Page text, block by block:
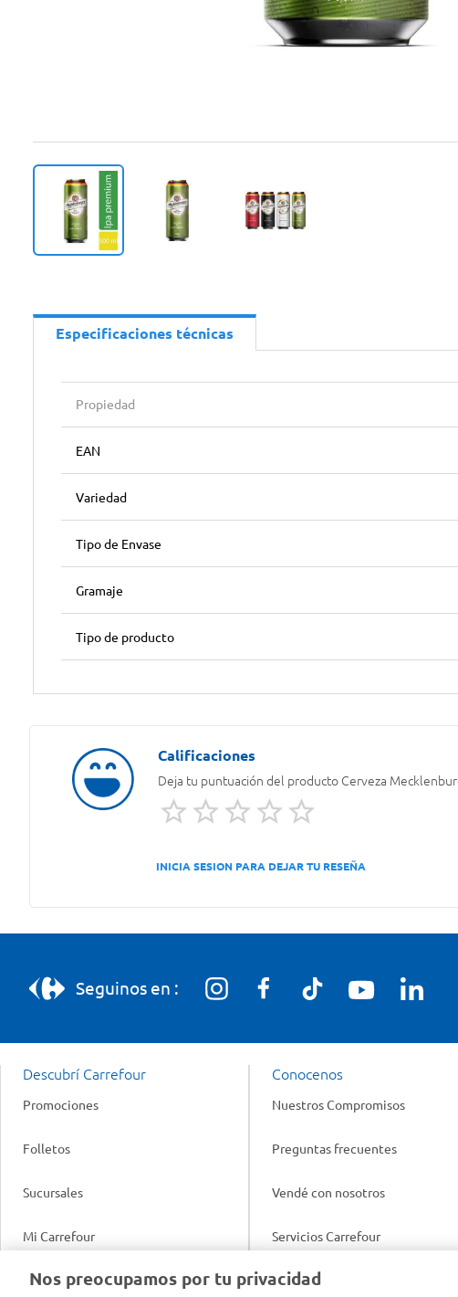
Especificaciones técnicas
Propiedad
EAN
Variedad
Tipo de Envase
Gramaje
Tipo de producto
Deja tu puntuación del producto Cerveza
INICIA SESION PARA DEJAR TU RESEÑA
Seguinos en :
Descubrí Carrefour
Promociones
Folletos
Sucursales
Mi Carrefour
Productos Carrefour
Conocenos
Nuestros Compromisos
Preguntas frecuentes
Vendé con nosotros
Servicios Carrefour
Info útil
Nos preocupamos por tu privacidad